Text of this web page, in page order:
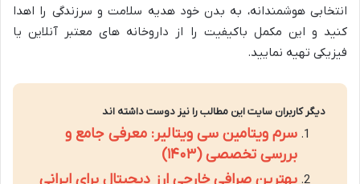
انتخابی هوشمندانه، به بدن خود هدیه سلامت و سرزندگی را اهدا
کنید و این مکمل باکیفیت را از داروخانه های معتبر آنلاین یا
فیزیکی تهیه نمایید.
دیگر کاربران سایت این مطالب را نیز دوست داشته اند
سرم ویتامین سی ویتالیر: معرفی جامع و
بررسی تخصصی (۱۴۰۳)
بهترین صرافی خارجی ارز دیجیتال برای ایرانی